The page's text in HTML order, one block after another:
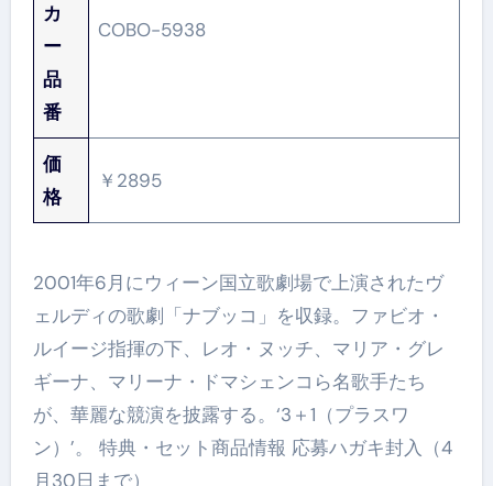
カ
ー
品
番
COBO-5938
価
格
￥2895
2001年6月にウィーン国立歌劇場で上演されたヴ
ェルディの歌劇「ナブッコ」を収録。ファビオ・
ルイージ指揮の下、レオ・ヌッチ、マリア・グレ
ギーナ、マリーナ・ドマシェンコら名歌手たち
が、華麗な競演を披露する。‘3＋1（プラスワ
ン）’。 特典・セット商品情報 応募ハガキ封入（4
月30日まで）